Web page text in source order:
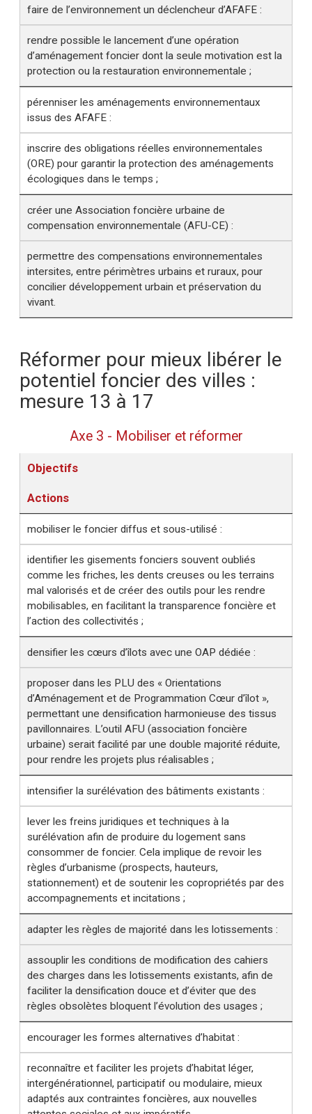
faire de l’environnement un déclencheur d’AFAFE :
rendre possible le lancement d’une opération
d’aménagement foncier dont la seule motivation est la
protection ou la restauration environnementale ;
pérenniser les aménagements environnementaux
issus des AFAFE :
inscrire des obligations réelles environnementales
(ORE) pour garantir la protection des aménagements
écologiques dans le temps ;
créer une Association foncière urbaine de
compensation environnementale (AFU-CE) :
permettre des compensations environnementales
intersites, entre périmètres urbains et ruraux, pour
concilier développement urbain et préservation du
vivant.
Réformer pour mieux libérer le
potentiel foncier des villes :
mesure 13 à 17
Axe 3 - Mobiliser et réformer
Objectifs
Actions
mobiliser le foncier diffus et sous-utilisé :
identifier les gisements fonciers souvent oubliés
comme les friches, les dents creuses ou les terrains
mal valorisés et de créer des outils pour les rendre
mobilisables, en facilitant la transparence foncière et
l’action des collectivités ;
densifier les cœurs d’îlots avec une OAP dédiée :
proposer dans les PLU des « Orientations
d’Aménagement et de Programmation Cœur d’îlot »,
permettant une densification harmonieuse des tissus
pavillonnaires. L’outil AFU (association foncière
urbaine) serait facilité par une double majorité réduite,
pour rendre les projets plus réalisables ;
intensifier la surélévation des bâtiments existants :
lever les freins juridiques et techniques à la
surélévation afin de produire du logement sans
consommer de foncier. Cela implique de revoir les
règles d’urbanisme (prospects, hauteurs,
stationnement) et de soutenir les copropriétés par des
accompagnements et incitations ;
adapter les règles de majorité dans les lotissements :
assouplir les conditions de modification des cahiers
des charges dans les lotissements existants, afin de
faciliter la densification douce et d’éviter que des
règles obsolètes bloquent l’évolution des usages ;
encourager les formes alternatives d’habitat :
reconnaître et faciliter les projets d’habitat léger,
intergénérationnel, participatif ou modulaire, mieux
adaptés aux contraintes foncières, aux nouvelles